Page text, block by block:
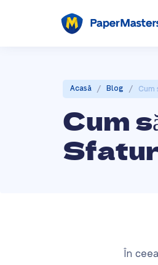
Acasă / Blog / Cum
Cum
În